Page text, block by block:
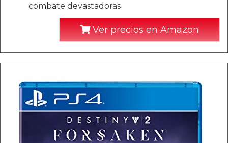
combate devastadoras
Ver precios en Amazon